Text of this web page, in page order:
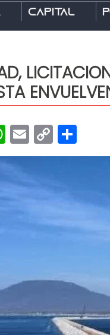
Capital
WhatsApp
Email
Copy
Link